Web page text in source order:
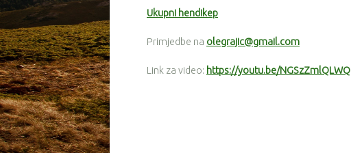
Ukupni hendikep
Primjedbe na olegrajic@gmail.com
Link za video: https://youtu.be/NGSzZmlQLWQ